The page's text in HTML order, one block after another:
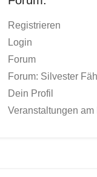
Registrieren
Login
Forum
Forum: Silvester
Dein Profil
Veranstaltungen am